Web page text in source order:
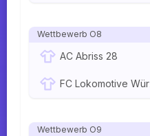
Wettbewerb O8
AC Abriss 28
FC Lokomotive
Wettbewerb O9